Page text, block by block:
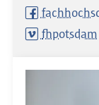
fhpotsdam